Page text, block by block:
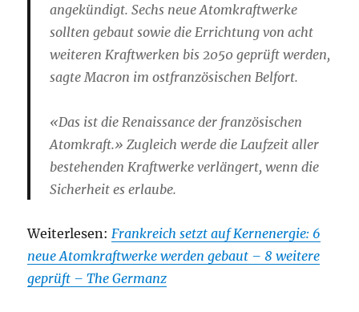
angekündigt. Sechs neue Atomkraftwerke
sollten gebaut sowie die Errichtung von acht
weiteren Kraftwerken bis 2050 geprüft werden,
sagte Macron im ostfranzösischen Belfort.
«Das ist die Renaissance der französischen
Atomkraft.» Zugleich werde die Laufzeit aller
bestehenden Kraftwerke verlängert, wenn die
Sicherheit es erlaube.
Weiterlesen: Frankreich setzt auf Kernenergie: 6
neue Atomkraftwerke werden gebaut – 8 weitere
geprüft – The Germanz